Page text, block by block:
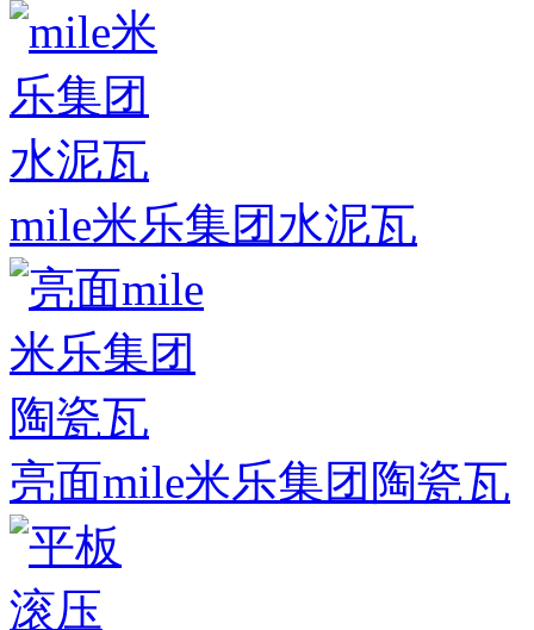
mile米乐集团水泥瓦
亮面mile米乐集团陶瓷瓦